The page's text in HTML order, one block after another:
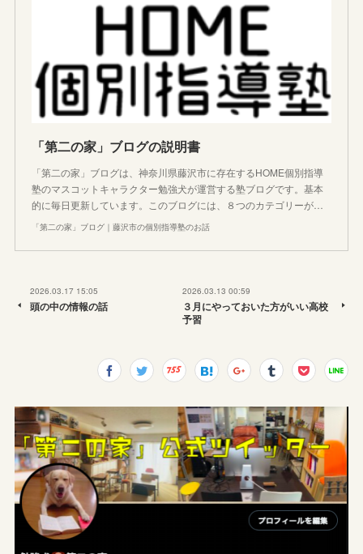
「第二の家」ブログの説明書
「第二の家」ブログは、神奈川県藤沢市に存在するHOME個別指導
塾のマスコットキャラクター勉強犬が運営する塾ブログです。基本
的に毎日更新しています。このブログには、８つのカテゴリーが…
「第二の家」ブログ｜藤沢市の個別指導塾のお話
2026.03.17 15:05
頭の中の情報の話
2026.03.13 00:59
３月にやっておいた方がいい高校
予習